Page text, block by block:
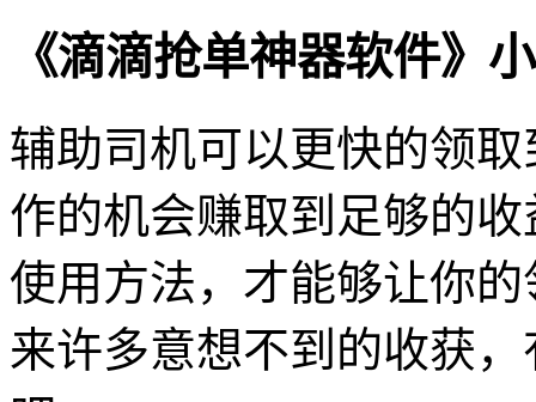
《滴滴抢单神器软件》
辅助司机可以更快的领
作的机会赚取到足够的
使用方法，才能够让你
来许多意想不到的收获